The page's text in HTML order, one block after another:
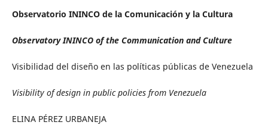
Observatorio ININCO de la Comunicación y la Cultura
Observatory ININCO of the Communication and Culture
Visibilidad del diseño en las políticas públicas de Venezuela
Visibility of design in public policies from Venezuela
ELINA PÉREZ URBANEJA